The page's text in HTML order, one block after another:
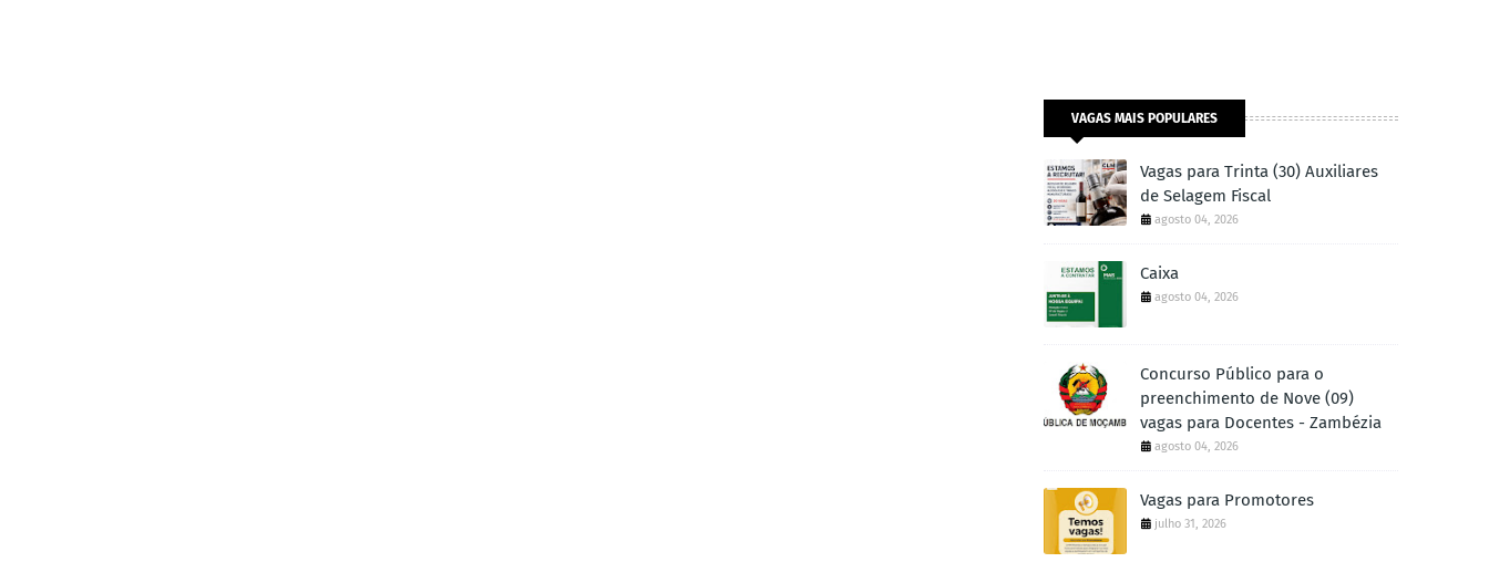
VAGAS MAIS POPULARES
Vagas para Trinta (30) Auxiliares
de Selagem Fiscal
agosto 04, 2026
Caixa
agosto 04, 2026
Concurso Público para o
preenchimento de Nove (09)
vagas para Docentes - Zambézia
agosto 04, 2026
Vagas para Promotores
julho 31, 2026